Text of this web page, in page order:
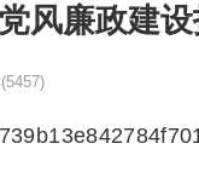
风廉政建
(5457)